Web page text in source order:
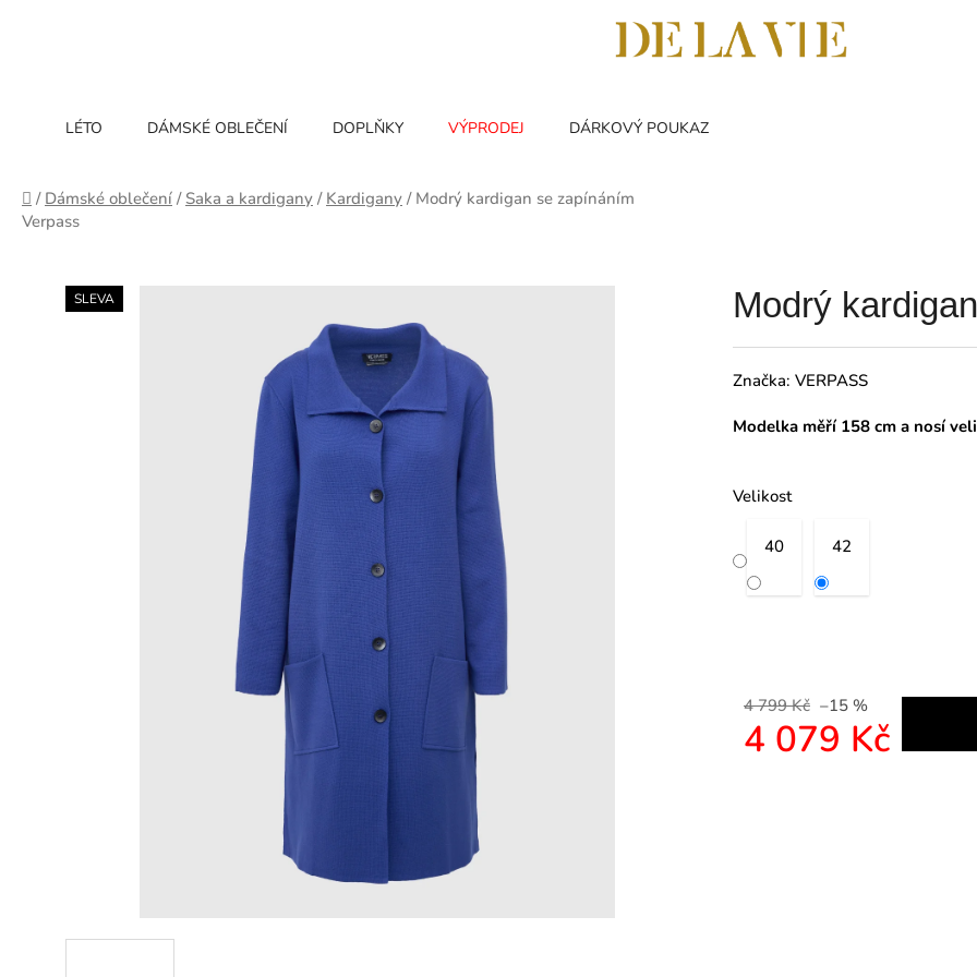
LÉTO DÁMSKÉ OBLEČENÍ DOPLŇKY VÝPRODEJ DÁRKOVÝ POUKAZ
Domů
/ Dámské oblečení / Saka a kardigany / Kardigany / Modrý kardigan se zapínáním
Verpass
Modrý
Značka: VERPASS
Modelka měří 158 cm a nosí
Velikost
40 42
4 799 Kč –15 %
4 079 Kč
SLEVA